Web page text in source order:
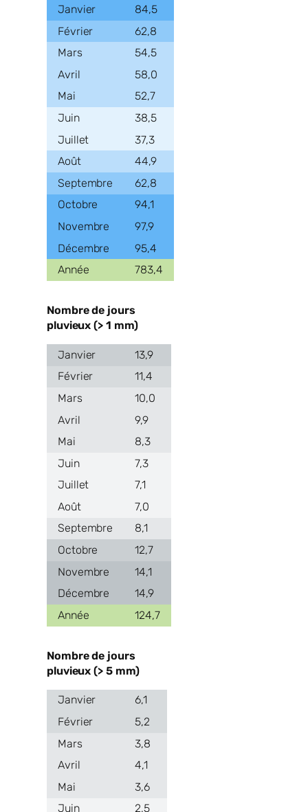
84,5
62,8
54,5
58,0
52,7
38,5
37,3
44,9
62,8
94,1
97,9
95,4
783,4
Nombre de jours
pluvieux (> 1 mm)
13,9
11,4
10,0
9,9
8,3
7,3
7,1
7,0
8,1
12,7
14,1
14,9
124,7
Nombre de jours
pluvieux (> 5 mm)
6,1
5,2
3,8
4,1
3,6
2,5